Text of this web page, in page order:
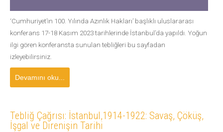
‘Cumhuriyet’in 100. Yılında Azınlık Hakları’ başlıklı uluslararası
konferans 17-18 Kasım 2023 tarihlerinde İstanbul’da yapıldı. Yoğun
ilgi gören konferansta sunulan tebliğleri bu sayfadan
izleyebilirsiniz.
Devamını oku...
Tebliğ Çağrısı: İstanbul,1914-1922: Savaş, Çöküş,
İşgal ve Direnişin Tarihi